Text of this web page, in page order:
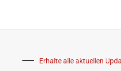
Erhalte alle aktuellen